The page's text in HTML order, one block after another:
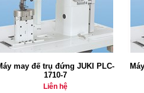
may đế trụ đứng JUKI PLC-
1710-7
Liên hệ